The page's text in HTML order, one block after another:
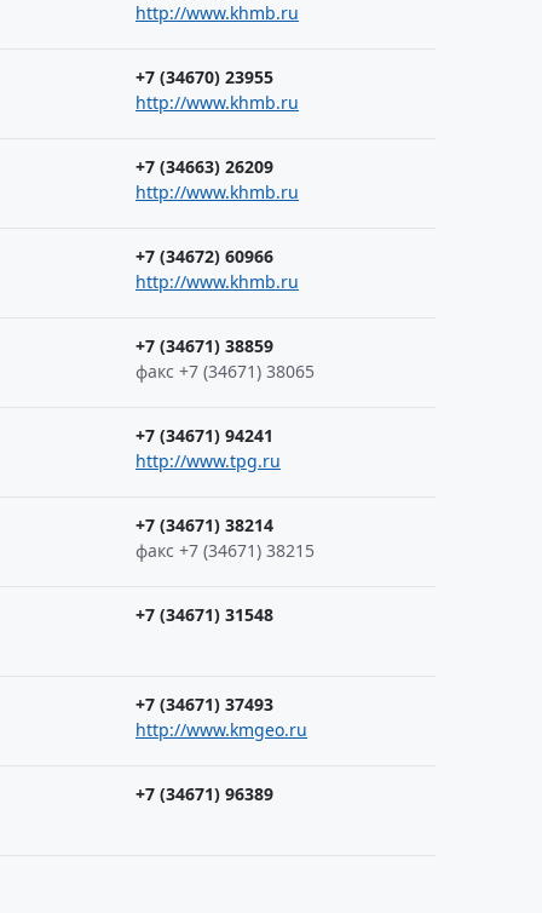
http://www.khmb.ru
+7 (34670) 23955
http://www.khmb.ru
+7 (34663) 26209
http://www.khmb.ru
+7 (34672) 60966
http://www.khmb.ru
+7 (34671) 38859
факс +7 (34671) 38065
+7 (34671) 94241
http://www.tpg.ru
+7 (34671) 38214
факс +7 (34671) 38215
+7 (34671) 31548
+7 (34671) 37493
http://www.kmgeo.ru
+7 (34671) 96389